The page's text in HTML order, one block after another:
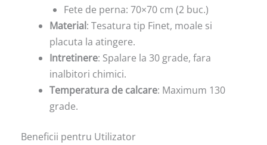
Fete de perna: 70×70 cm (2 buc.)
Material: Tesatura tip Finet, moale si
placuta la atingere.
Intretinere: Spalare la 30 grade, fara
inalbitori chimici.
Temperatura de calcare: Maximum 130
grade.
Beneficii pentru Utilizator